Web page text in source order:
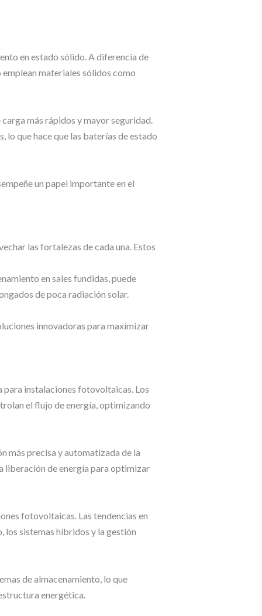
en estado sólido. A diferencia de
materiales sólidos como
más rápidos y mayor seguridad.
lo que hace que las baterías de estado
un papel importante en el
las fortalezas de cada una. Estos
en sales fundidas, puede
de poca radiación solar.
innovadoras para maximizar
para instalaciones fotovoltaicas. Los
el flujo de energía, optimizando
más precisa y automatizada de la
liberación de energía para optimizar
fotovoltaicas. Las tendencias en
los sistemas híbridos y la gestión
de almacenamiento, lo que
energética.